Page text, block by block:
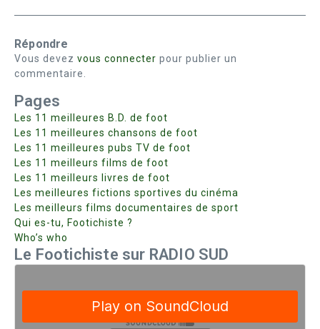
Répondre
Vous devez vous connecter pour publier un
commentaire.
Pages
Les 11 meilleures B.D. de foot
Les 11 meilleures chansons de foot
Les 11 meilleures pubs TV de foot
Les 11 meilleurs films de foot
Les 11 meilleurs livres de foot
Les meilleures fictions sportives du cinéma
Les meilleurs films documentaires de sport
Qui es-tu, Footichiste ?
Who’s who
Le Footichiste sur RADIO SUD